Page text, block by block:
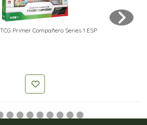
Primer Compañero Series 1 ESP